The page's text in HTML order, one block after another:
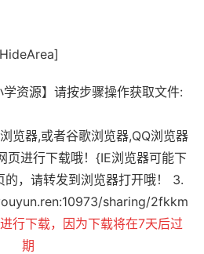
资源】请按步骤操作获取文件:
览器,或者谷歌浏览器,QQ浏览器
页进行下载哦！{IE浏览器可能下
，请转发到浏览器打开哦！ 3.
sharing/2fkkm
行下载，因为下载将在7天后过
期